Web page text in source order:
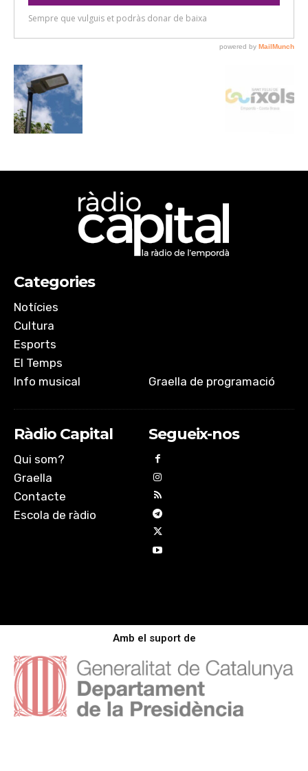
Categories
Notícies
Cultura
Esports
El Temps
Info musical
Graella de programació
Ràdio Capital
Qui som?
Graella
Contacte
Escola de ràdio
Segueix-nos
Amb el suport de